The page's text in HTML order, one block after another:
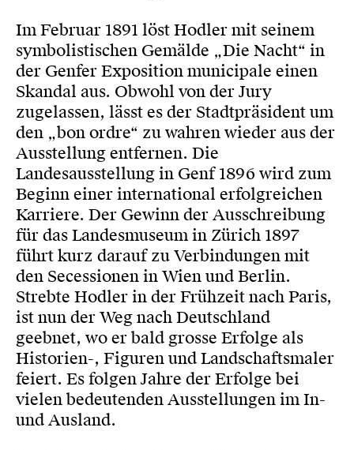
Im Februar 1891 löst Hodler mit seinem
symbolistischen Gemälde „Die Nacht“ in
der Genfer Exposition municipale einen
Skandal aus. Obwohl von der Jury
zugelassen, lässt es der Stadtpräsident um
den „bon ordre“ zu wahren wieder aus der
Ausstellung entfernen. Die
Landesausstellung in Genf 1896 wird zum
Beginn einer international erfolgreichen
Karriere. Der Gewinn der Ausschreibung
für das Landesmuseum in Zürich 1897
führt kurz darauf zu Verbindungen mit
den Secessionen in Wien und Berlin.
Strebte Hodler in der Frühzeit nach Paris,
ist nun der Weg nach Deutschland
geebnet, wo er bald grosse Erfolge als
Historien-, Figuren und Landschaftsmaler
feiert. Es folgen Jahre der Erfolge bei
vielen bedeutenden Ausstellungen im In-
und Ausland.